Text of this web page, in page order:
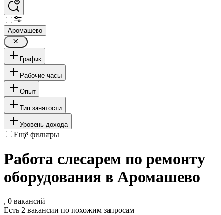
Аромашево
График
Рабочие часы
Опыт
Тип занятости
Уровень дохода
Ещё фильтры
Работа слесарем по ремонту
оборудования в Аромашево
, 0 вакансий
Есть 2 вакансии по похожим запросам